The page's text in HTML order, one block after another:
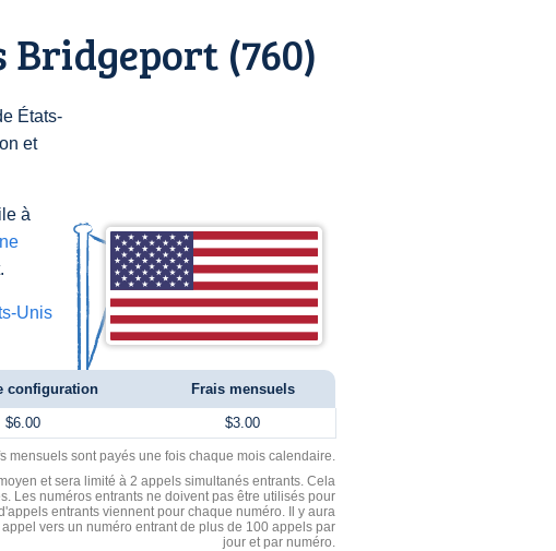
(760)
États-
et
à
Unis
configuration Frais mensuels
$6.00 $3.00
mensuels sont payés une fois chaque mois calendaire.
et sera limité à 2 appels simultanés entrants. Cela
Les numéros entrants ne doivent pas être utilisés pour
entrants viennent pour chaque numéro. Il y aura
vers un numéro entrant de plus de 100 appels par
jour et par numéro.